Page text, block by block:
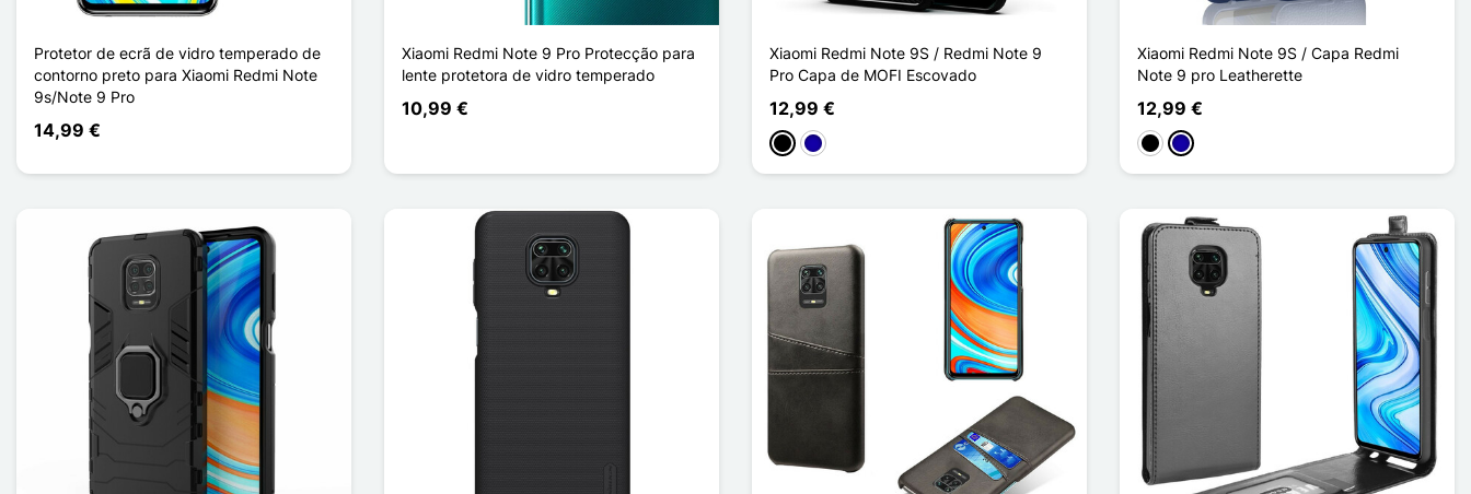
Protetor de ecrã de vidro temperado de
contorno preto para Xiaomi Redmi Note
9s/Note 9 Pro
14,99 €
Xiaomi Redmi Note 9 Pro Protecção para
lente protetora de vidro temperado
10,99 €
Xiaomi Redmi Note 9S / Redmi Note 9
Pro Capa de MOFI Escovado
12,99 €
PretoAzul Escuro
Xiaomi Redmi Note 9S / Capa Redmi
Note 9 pro Leatherette
12,99 €
PretoAzul Escuro